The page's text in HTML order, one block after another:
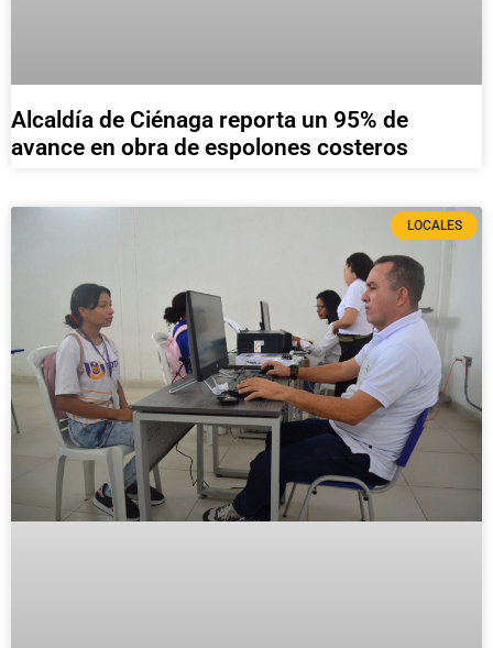
Alcaldía de Ciénaga reporta un 95% de
avance en obra de espolones costeros
LOCALES